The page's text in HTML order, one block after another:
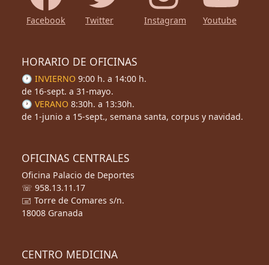
Facebook Twitter Instagram Youtube
HORARIO DE OFICINAS
🕐 INVIERNO 9:00 h. a 14:00 h.
de 16-sept. a 31-mayo.
🕐 VERANO 8:30h. a 13:30h.
de 1-junio a 15-sept., semana santa, corpus y navidad.
OFICINAS CENTRALES
Oficina Palacio de Deportes
☏ 958.13.11.17
🖃 Torre de Comares s/n.
18008 Granada
CENTRO MEDICINA